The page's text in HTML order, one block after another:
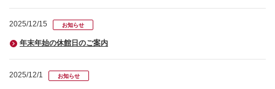
2025/12/15 お知らせ
年末年始の休館日のご案内
2025/12/1 お知らせ